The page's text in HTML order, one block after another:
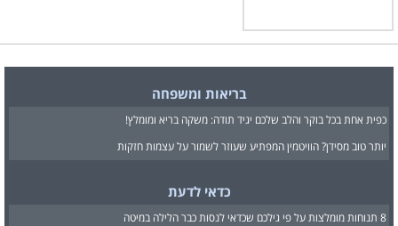
בריאות ומשפחה
כפית אחת בכל בוקר והלב שלכם יגיד תודה: משקה בריא ומומלץ!
יותר טוב מסידן? הוויטמין המפתיע שעוזר לשמור על עצמות חזקות
כדאי לדעת
8 תנוחות מומלצות על פי גילכם שכדאי לנסות כבר הלילה במיטה